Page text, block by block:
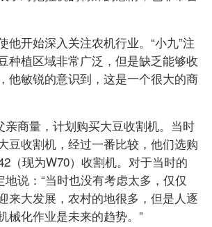
他开始深入关注农机行业。“小九”注
种植区域非常广泛，但是缺乏能够收
他敏锐的意识到，这是一个很大的商
亲商量，计划购买大豆收割机。当时
豆收割机，经过一番比较，他们选购
（现为W70）收割机。对于当时的
地说：“当时也没有考虑太多，仅仅
来大发展，农村的地很多，但是人逐
械化作业是未来的趋势。”